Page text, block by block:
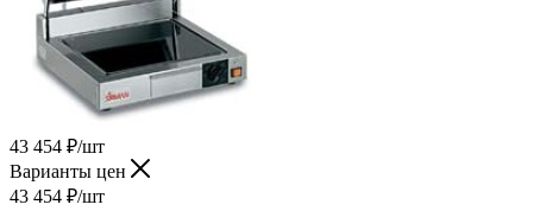
43 454 ₽/шт
Варианты цен
43 454 ₽/шт